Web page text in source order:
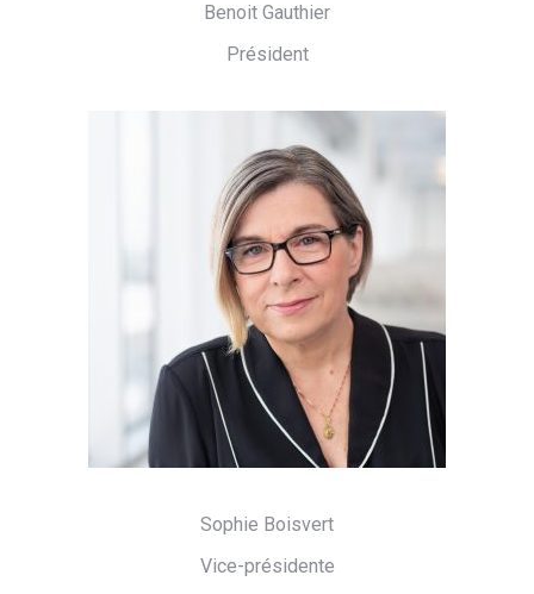
Benoit Gauthier
Président
Sophie Boisvert
Vice-présidente